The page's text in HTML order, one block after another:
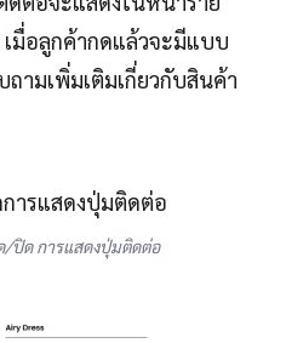
มื่อลูกค้ากดแล้วจะมีแบบ
ามเพิ่มเติมเกี่ยวกับสินค้า
/ปิด การแสดงปุ่มติดต่อ